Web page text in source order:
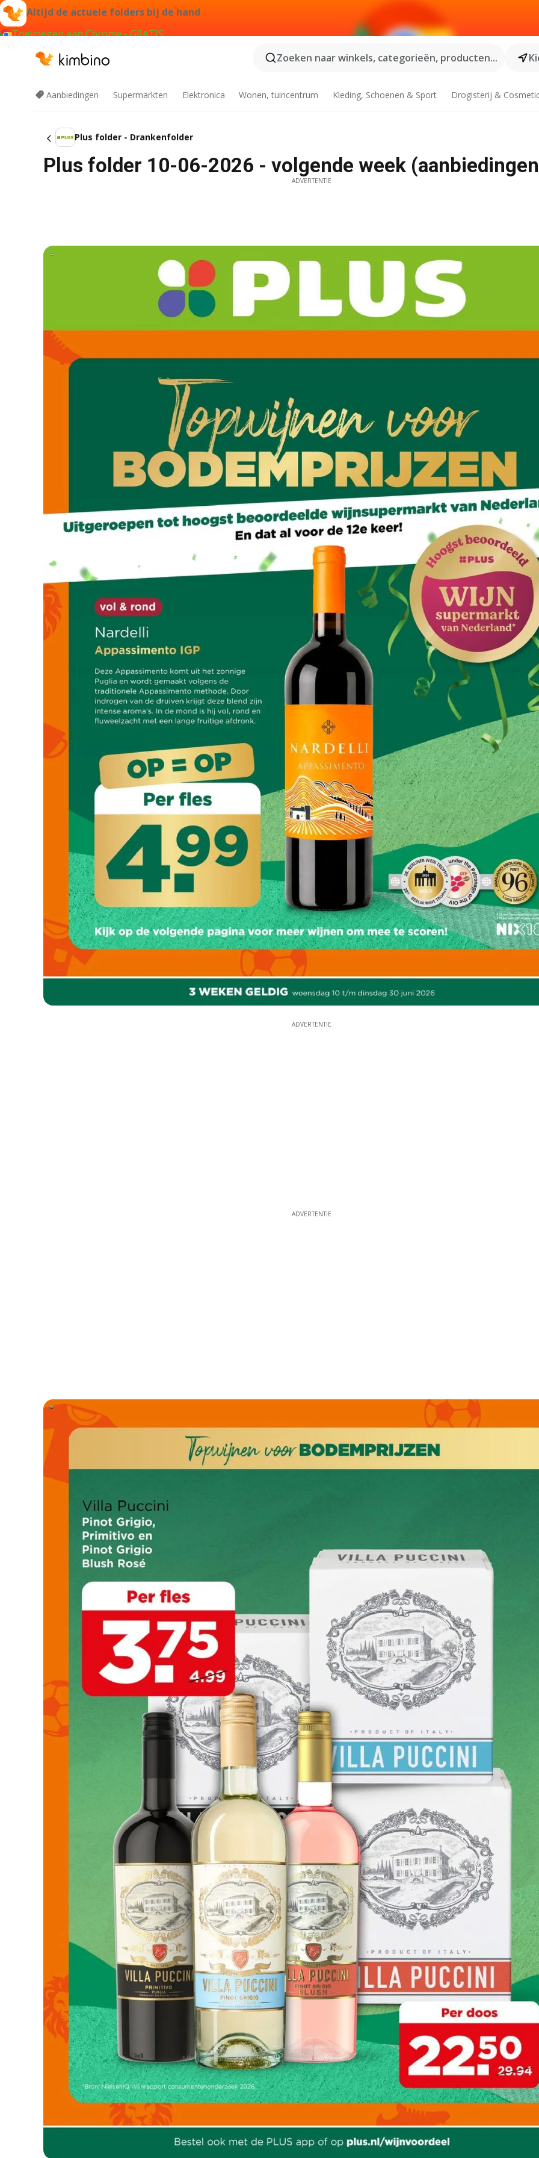
Altijd de actuele folders bij de hand
Toevoegen aan Chrome - GRATIS
Zoeken naar winkels, categorieën, producten...
Aanbiedingen Supermarkten Elektronica Wonen, tuincentrum Kleding, Schoenen & Sport Drogisterij &
Plus folder - Drankenfolder
Plus folder 10-06-2026 - volgende week
ADVERTENTIE
ADVERTENTIE
ADVERTENTIE